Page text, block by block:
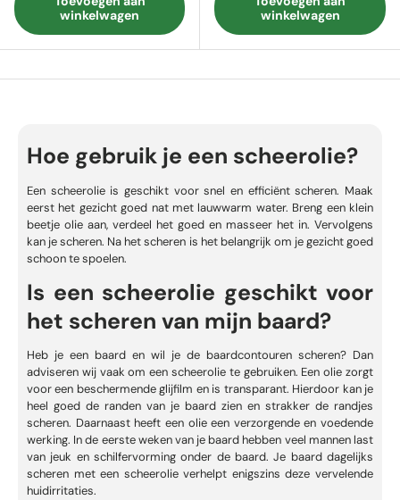
winkelwagen
winkelwagen
Hoe gebruik je een scheerolie?
Een scheerolie is geschikt voor snel en efficiënt scheren. Maak
eerst het gezicht goed nat met lauwwarm water. Breng een klein
beetje olie aan, verdeel het goed en masseer het in. Vervolgens
kan je scheren. Na het scheren is het belangrijk om je gezicht goed
schoon te spoelen.
Is een scheerolie geschikt voor
het scheren van mijn baard?
Heb je een baard en wil je de baardcontouren scheren? Dan
adviseren wij vaak om een scheerolie te gebruiken. Een olie zorgt
voor een beschermende glijfilm en is transparant. Hierdoor kan je
heel goed de randen van je baard zien en strakker de randjes
scheren. Daarnaast heeft een olie een verzorgende en voedende
werking. In de eerste weken van je baard hebben veel mannen last
van jeuk en schilfervorming onder de baard. Je baard dagelijks
scheren met een scheerolie verhelpt enigszins deze vervelende
huidirritaties.